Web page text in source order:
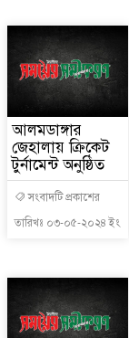
আলমডাঙ্গার
জেহালায় ক্রিকেট
টুর্নামেন্ট অনুষ্ঠিত
সংবাদটি প্রকাশের
তারিখঃ ০৩-০৫-২০২৪ ইং